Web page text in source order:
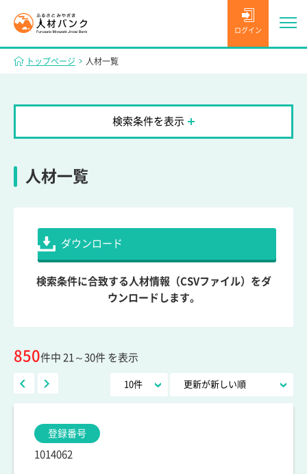
ログイン
トップページ 人材一覧
検索条件を表示
人材一覧
ダウンロード
検索条件に合致する人材情報（CSVファイル）をダ
ウンロードします。
850件中 21～30件 を表示
登録番号
1014062